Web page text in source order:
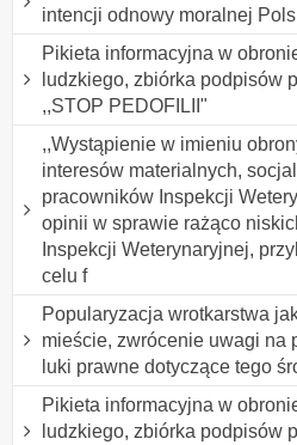
intencji odnowy moralnej
Pikieta informacyjna w
ludzkiego, zbiórka podpisów
,,STOP PEDOFILII"
,,Wystąpienie w imieniu
interesów materialnych,
pracowników Inspekcji
opinii w sprawie rażąco
Inspekcji Weterynaryjnej,
celu f
Popularyzacja wrotkarstwa
mieście, zwrócenie uwagi na
luki prawne dotyczące tego
Pikieta informacyjna w
ludzkiego, zbiórka podpisów